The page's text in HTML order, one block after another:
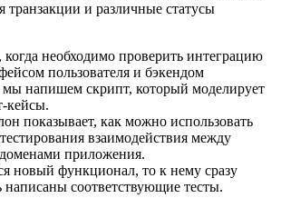
транзакции и различные статусы
необходимо проверить интеграцию
пользователя и бэкендом
напишем скрипт, который моделирует
кейсы.
показывает, как можно использовать
взаимодействия между
приложения.
новый функционал, то к нему сразу
соответствующие тесты.